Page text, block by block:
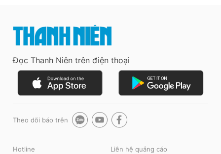
Đọc Thanh Niên trên điện thoại
Theo dõi báo trên
Hotline Liên hệ quảng cáo